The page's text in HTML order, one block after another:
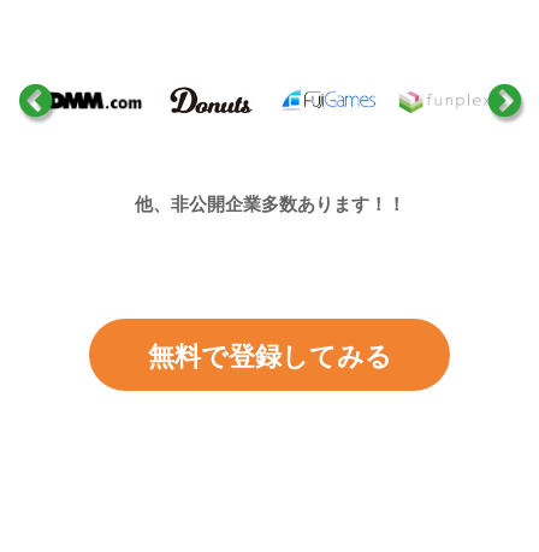
他、非公開企業多数あります！！
無料で登録してみる